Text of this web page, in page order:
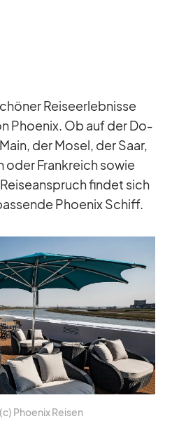
Rei­se­er­leb­nisse
Phoe­nix. Ob auf der Do­
der Mo­sel, der Saar,
oder Frank­reich so­wie
fin­det sich
Phoe­nix Schiff.
Phoe­nix Rei­sen